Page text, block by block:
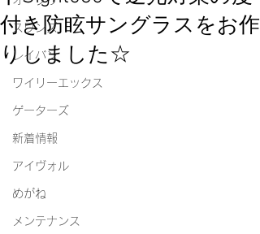
スワンズ
レイバン
ワイリーエックス
ゲーターズ
新着情報
アイヴォル
めがね
メンテナンス
付き防眩サングラスをお作
りしました☆